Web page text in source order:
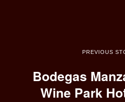
PREVIOUS
Bodegas
Wine Park